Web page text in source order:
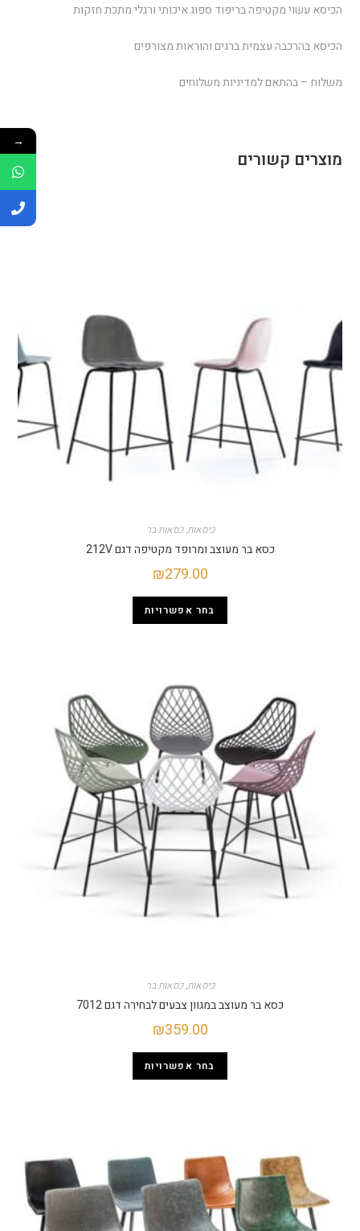
הכיסא עשוי מקטיפה בריפוד ספוג איכותי ורגלי מתכת חזקות
הכיסא בהרכבה עצמית ברגים והוראות מצורפים
משלוח – בהתאם למדיניות משלוחים
מוצרים קשורים
כיסאות,כסאות בר
כסא בר מעוצב ומרופד מקטיפה דגם 212V
₪279.00
בחר אפשרויות
כיסאות,כסאות בר
כסא בר מעוצב במגוון צבעים לבחירה דגם 7012
₪359.00
בחר אפשרויות
→